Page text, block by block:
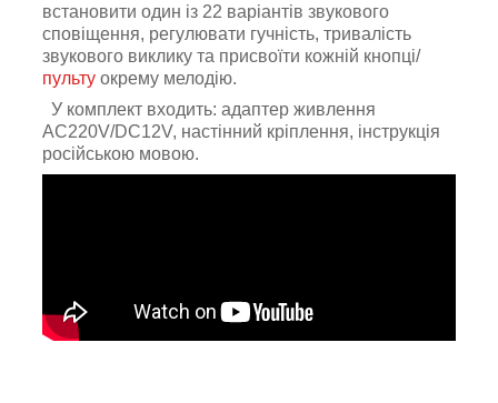
встановити один із 22 варіантів звукового
сповіщення, регулювати гучність, тривалість
звукового виклику та присвоїти кожній кнопці/
пульту окрему мелодію.
У комплект входить: адаптер живлення
АС220V/DC12V, настінний кріплення, інструкція
російською мовою.